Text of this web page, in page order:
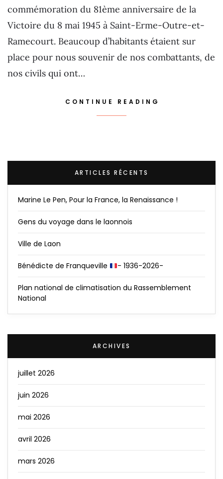
commémoration du 81ème anniversaire de la
Victoire du 8 mai 1945 à Saint-Erme-Outre-et-
Ramecourt. Beaucoup d’habitants étaient sur
place pour nous souvenir de nos combattants, de
nos civils qui ont…
CONTINUE READING
ARTICLES RÉCENTS
Marine Le Pen, Pour la France, la Renaissance !
Gens du voyage dans le laonnois
Ville de Laon
Bénédicte de Franqueville - 1936-2026-
Plan national de climatisation du Rassemblement
National
ARCHIVES
juillet 2026
juin 2026
mai 2026
avril 2026
mars 2026